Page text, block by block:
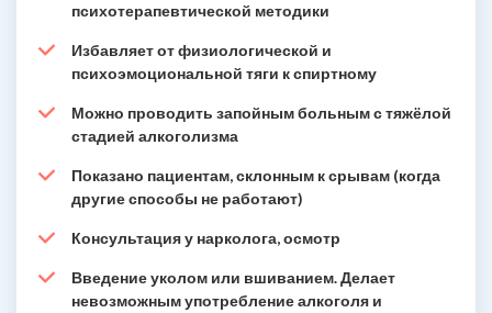
психотерапевтической методики
Избавляет от физиологической и
психоэмоциональной тяги к спиртному
Можно проводить запойным больным с тяжёлой
стадией алкоголизма
Показано пациентам, склонным к срывам (когда
другие способы не работают)
Консультация у нарколога, осмотр
Введение уколом или вшиванием. Делает
невозможным употребление алкоголя и